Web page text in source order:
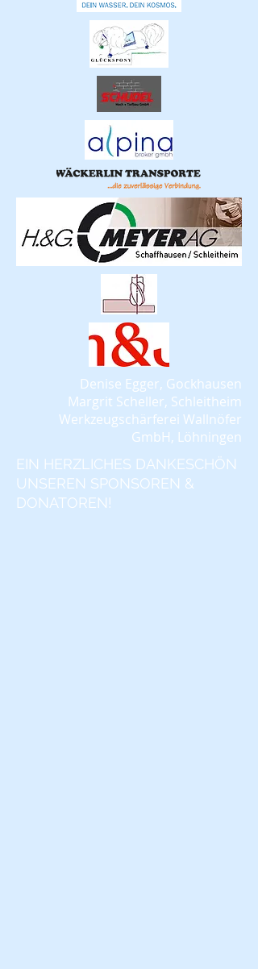
​Denise Egger, Gockhausen
Margrit Scheller, Schleitheim
Werkzeugschärferei Wallnöfer
GmbH, Löhningen
EIN HERZLICHES DANKESCHÖN
UNSEREN SPONSOREN &
DONATOREN!